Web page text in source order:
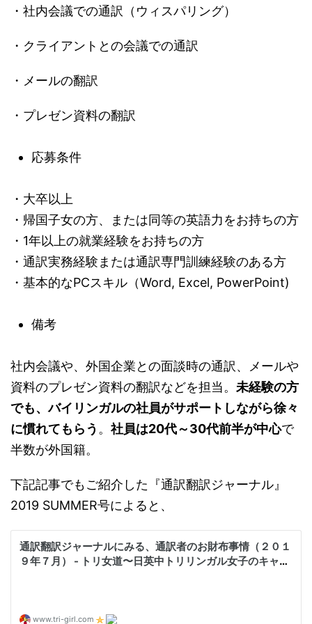
・社内会議での通訳（ウィスパリング）
・クライアントとの会議での通訳
・メールの翻訳
・プレゼン資料の翻訳
応募条件
・大卒以上
・帰国子女の方、または同等の英語力をお持ちの方
・1年以上の就業経験をお持ちの方
・通訳実務経験または通訳専門訓練経験のある方
・基本的なPCスキル（Word, Excel, PowerPoint)
備考
社内会議や、外国企業との面談時の通訳、メールや
資料のプレゼン資料の翻訳などを担当。 未経験の方
でも、バイリンガルの社員がサポートしながら徐々
に慣れてもらう 。 社員は20代～30代前半が中心で
半数が外国籍。
下記記事でもご紹介した『通訳翻訳ジャーナル』
2019 SUMMER号によると、